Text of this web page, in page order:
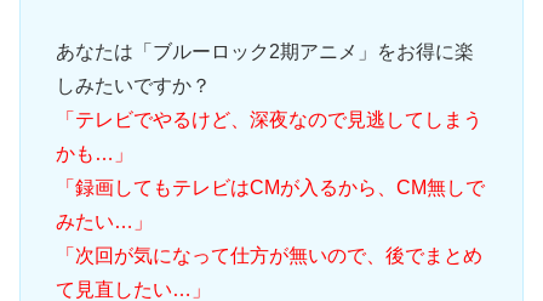
あなたは「ブルーロック2期アニメ」をお得に楽
しみたいですか？
「テレビでやるけど、深夜なので見逃してしまう
かも…」
「録画してもテレビはCMが入るから、CM無しで
みたい…」
「次回が気になって仕方が無いので、後でまとめ
て見直したい…」